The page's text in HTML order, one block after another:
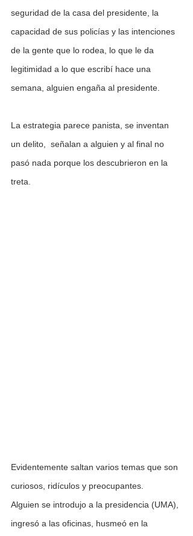
seguridad de la casa del presidente, la
capacidad de sus policías y las intenciones
de la gente que lo rodea, lo que le da
legitimidad a lo que escribí hace una
semana, alguien engaña al presidente.
La estrategia parece panista, se inventan
un delito,  señalan a alguien y al final no
pasó nada porque los descubrieron en la
treta.
Evidentemente saltan varios temas que son
curiosos, ridículos y preocupantes.
Alguien se introdujo a la presidencia (UMA),
ingresó a las oficinas, husmeó en la